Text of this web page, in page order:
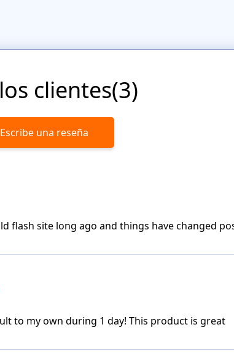
clientes(3)
Escribe una reseña
flash site long ago and things have changed
to my own during 1 day! This product is great